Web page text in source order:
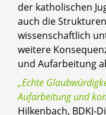
der katholischen
auch die
wissenschaftlich
weitere
und Aufarbeitung
„Echte
Aufarbeitung und
Hilkenbach, BDKJ-